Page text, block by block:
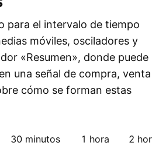
para el intervalo de tiempo
móviles, osciladores y
«Resumen», donde puede
una señal de compra, venta
cómo se forman estas
30 minutos 1 hora 2